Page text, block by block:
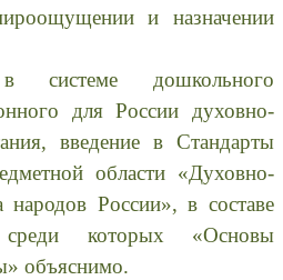
и назначении
системе дошкольного
для России духовно-
введение в Стандарты
области «Духовно-
народов России», в составе
которых «Основы
объяснимо.